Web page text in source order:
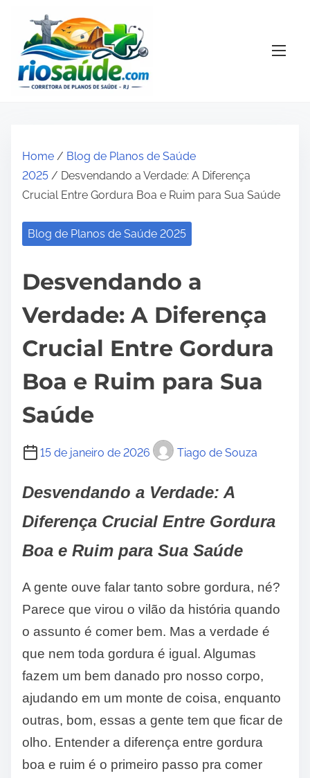
Home / Blog de Planos de Saúde
2025 / Desvendando a Verdade: A Diferença
Crucial Entre Gordura Boa e Ruim para Sua Saúde
Blog de Planos de Saúde 2025
Desvendando a
Verdade: A Diferença
Crucial Entre Gordura
Boa e Ruim para Sua
Saúde
15 de janeiro de 2026 Tiago de Souza
Desvendando a Verdade: A
Diferença Crucial Entre Gordura
Boa e Ruim para Sua Saúde
A gente ouve falar tanto sobre gordura, né?
Parece que virou o vilão da história quando
o assunto é comer bem. Mas a verdade é
que nem toda gordura é igual. Algumas
fazem um bem danado pro nosso corpo,
ajudando em um monte de coisa, enquanto
outras, bom, essas a gente tem que ficar de
olho. Entender a diferença entre gordura
boa e ruim é o primeiro passo pra comer